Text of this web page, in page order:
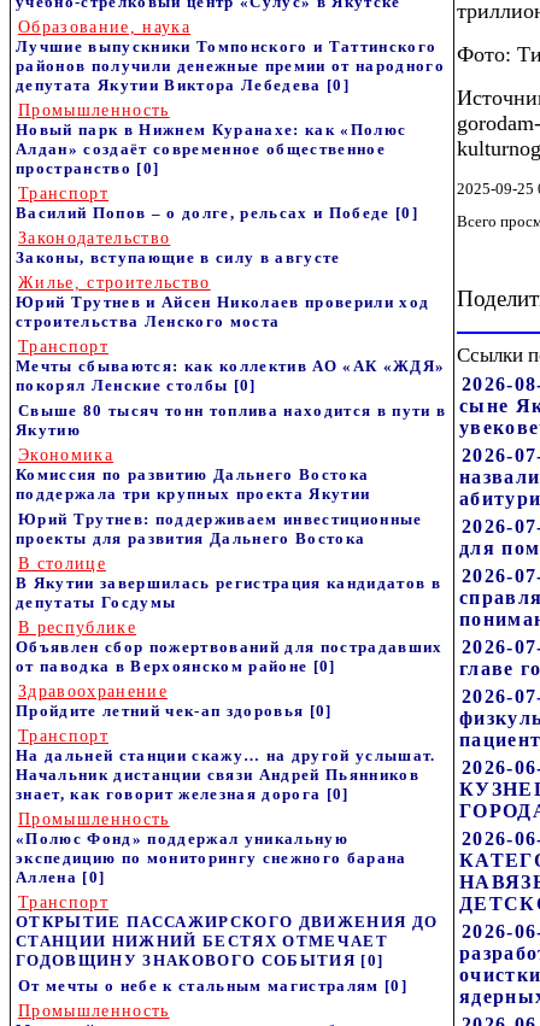
Образование, наука
Лучшие выпускники Томпонского и Таттинского
районов получили денежные премии от народного
депутата Якутии Виктора Лебедева [0]
Промышленность
Новый парк в Нижнем Куранахе: как «Полюс
Алдан» создаёт современное общественное
пространство [0]
Транспорт
Василий Попов – о долге, рельсах и Победе [0]
Законодательство
Законы, вступающие в силу в августе
Жилье, строительство
Юрий Трутнев и Айсен Николаев проверили ход
строительства Ленского моста
Транспорт
Мечты сбываются: как коллектив АО «АК «ЖДЯ»
покорял Ленские столбы [0]
Свыше 80 тысяч тонн топлива находится в пути в
Якутию
Экономика
Комиссия по развитию Дальнего Востока
поддержала три крупных проекта Якутии
Юрий Трутнев: поддерживаем инвестиционные
проекты для развития Дальнего Востока
В столице
В Якутии завершилась регистрация кандидатов в
депутаты Госдумы
В республике
Объявлен сбор пожертвований для пострадавших
от паводка в Верхоянском районе [0]
Здравоохранение
Пройдите летний чек-ап здоровья [0]
Транспорт
На дальней станции скажу… на другой услышат.
Начальник дистанции связи Андрей Пьянников
знает, как говорит железная дорога [0]
Промышленность
«Полюс Фонд» поддержал уникальную
экспедицию по мониторингу снежного барана
Аллена [0]
Транспорт
ОТКРЫТИЕ ПАССАЖИРСКОГО ДВИЖЕНИЯ ДО
СТАНЦИИ НИЖНИЙ БЕСТЯХ ОТМЕЧАЕТ
ГОДОВЩИНУ ЗНАКОВОГО СОБЫТИЯ [0]
От мечты о небе к стальным магистралям [0]
Промышленность
Фото:
2025-09-25
Всего
Ссылки
2026-
сыне
2026-
2026-
для
2026-
2026-
главе
2026-
2026-
2026-
2026-